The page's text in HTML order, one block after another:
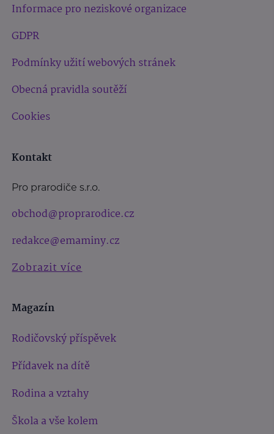
Informace pro neziskové organizace
GDPR
Podmínky užití webových stránek
Obecná pravidla soutěží
Cookies
Kontakt
Pro prarodiče s.r.o.
obchod@proprarodice.cz
redakce@emaminy.cz
Zobrazit více
Magazín
Rodičovský příspěvek
Přídavek na dítě
Rodina a vztahy
Škola a vše kolem